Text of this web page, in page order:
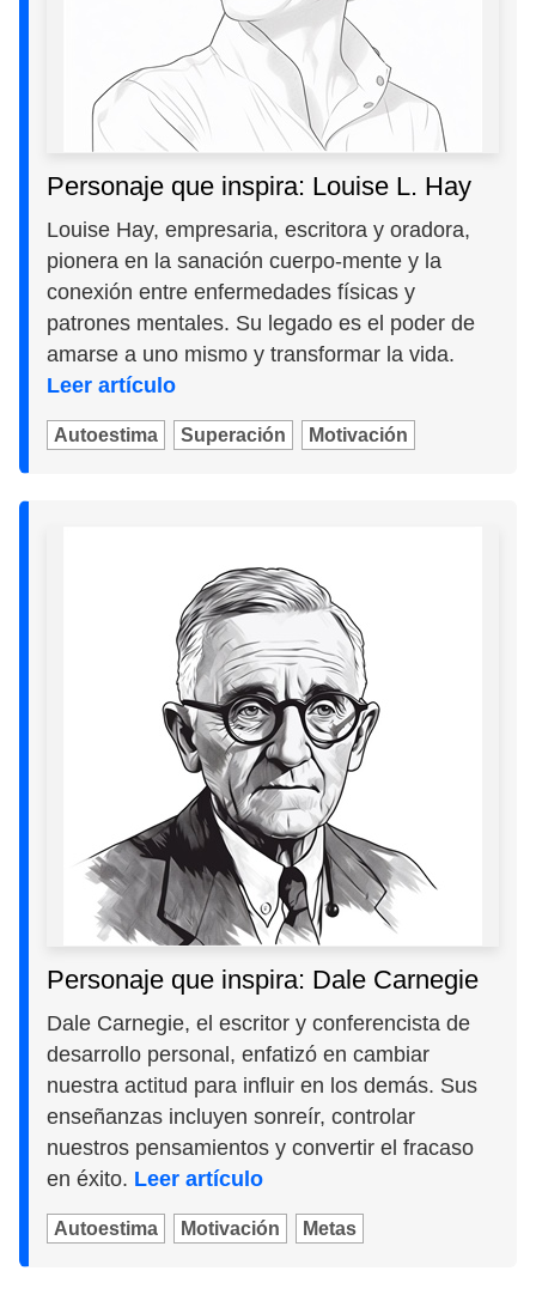
Personaje que inspira: Louise L. Hay
Louise Hay, empresaria, escritora y oradora,
pionera en la sanación cuerpo-mente y la
conexión entre enfermedades físicas y
patrones mentales. Su legado es el poder de
amarse a uno mismo y transformar la vida.
Leer artículo
Autoestima Superación Motivación
Personaje que inspira: Dale Carnegie
Dale Carnegie, el escritor y conferencista de
desarrollo personal, enfatizó en cambiar
nuestra actitud para influir en los demás. Sus
enseñanzas incluyen sonreír, controlar
nuestros pensamientos y convertir el fracaso
en éxito. Leer artículo
Autoestima Motivación Metas